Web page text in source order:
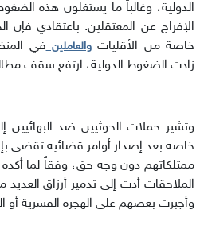
الدولية، وغالباً ما يستغلون هذه
الإفراج عن المعتقلين. باعتقادي فإن
خاصة من الأقلياتوالعاملين في
زادت الضغوط الدولية، ارتفع سقف
وتشير حملات الحوثيين ضد
خاصة بعد إصدار أوامر قضائية تقضي
ممتلكاتهم دون وجه حق، وفقاً لما
الملاحقات أدت إلى تدمير أرزاق العديد
وأجبرت بعضهم على الهجرة القسرية أو